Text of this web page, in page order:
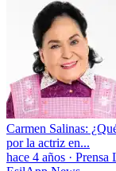
Carmen Salinas:
por la actriz en...
hace 4 años · Prensa